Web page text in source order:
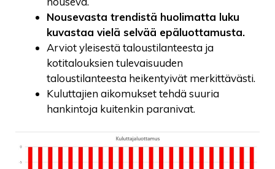
Nousevasta trendistä huolimatta luku
kuvastaa vielä selvää epäluottamusta.
Arviot yleisestä taloustilanteesta ja
kotitalouksien tulevaisuuden
taloustilanteesta heikentyivät merkittävästi.
Kuluttajien aikomukset tehdä suuria
hankintoja kuitenkin paranivat.